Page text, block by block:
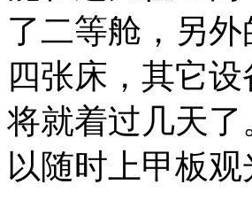
了二等舱，另
四张床，其它
将就着过几天
以随时上甲板